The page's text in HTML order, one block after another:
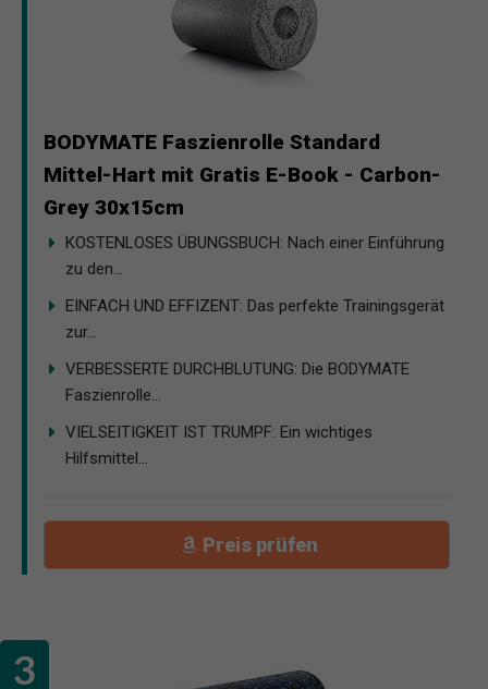
BODYMATE Faszienrolle Standard
Mittel-Hart mit Gratis E-Book - Carbon-
Grey 30x15cm
KOSTENLOSES ÜBUNGSBUCH: Nach einer Einführung
zu den...
EINFACH UND EFFIZENT: Das perfekte Trainingsgerät
zur...
VERBESSERTE DURCHBLUTUNG: Die BODYMATE
Faszienrolle...
VIELSEITIGKEIT IST TRUMPF: Ein wichtiges
Hilfsmittel...
Preis prüfen